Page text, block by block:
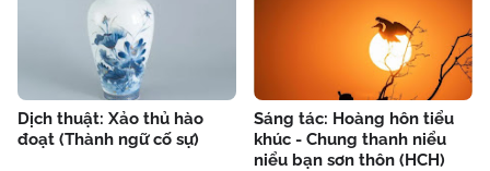
Dịch thuật: Xảo thủ hào
đoạt (Thành ngữ cố sự)
Sáng tác: Hoàng hôn tiểu
khúc - Chung thanh niểu
niểu bạn sơn thôn (HCH)